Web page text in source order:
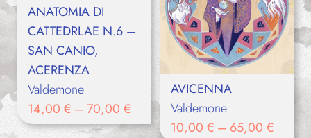
ANATOMIA DI
CATTEDRLAE N.6 –
SAN CANIO,
ACERENZA
Valdemone
14,00 € – 70,00 €
AVICENNA
Valdemone
10,00 € – 65,00 €